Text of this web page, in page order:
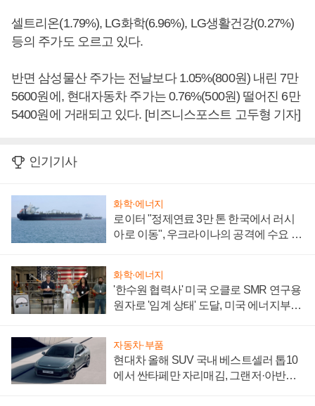
셀트리온(1.79%), LG화학(6.96%), LG생활건강(0.27%)
등의 주가도 오르고 있다.
반면 삼성물산 주가는 전날보다 1.05%(800원) 내린 7만
5600원에, 현대자동차 주가는 0.76%(500원) 떨어진 6만
5400원에 거래되고 있다. [비즈니스포스트 고두형 기자]
인기기사
화학·에너지
로이터 "정제연료 3만 톤 한국에서 러시
아로 이동", 우크라이나의 공격에 수요 늘
화학·에너지
'한수원 협력사' 미국 오클로 SMR 연구용
원자로 '임계 상태' 도달, 미국 에너지부
자동차·부품
현대차 올해 SUV 국내 베스트셀러 톱10
에서 싼타페만 자리매김, 그랜저·아반떼